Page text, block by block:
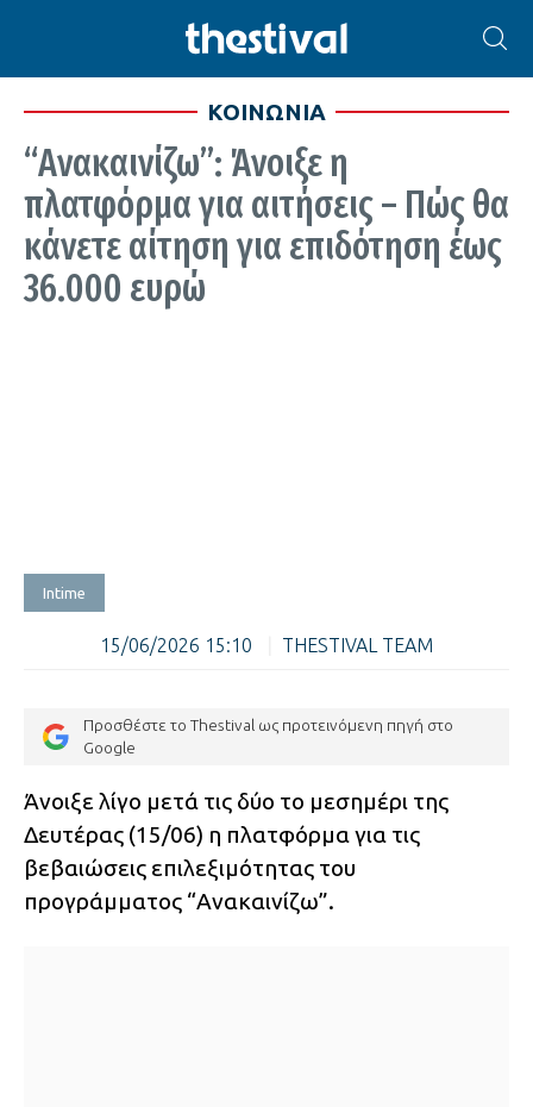
ΚΟΙΝΩΝΙΑ
“Ανακαινίζω”: Άνοιξε η
πλατφόρμα για αιτήσεις – Πώς θα
κάνετε αίτηση για επιδότηση έως
36.000 ευρώ
Intime
15/06/2026 15:10 THESTIVAL TEAM
Προσθέστε το Thestival ως προτεινόμενη πηγή στο
Google
Άνοιξε λίγο μετά τις δύο το μεσημέρι της
Δευτέρας (15/06) η πλατφόρμα για τις
βεβαιώσεις επιλεξιμότητας του
προγράμματος “Ανακαινίζω”.